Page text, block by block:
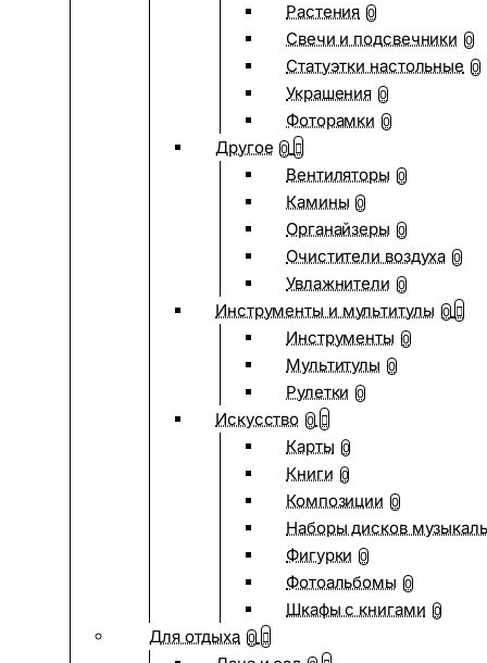
Растения 0
Свечи и подсвечники 0
Статуэтки настольные 0
Украшения 0
Фоторамки 0
Другое 0
Вентиляторы 0
Камины 0
Органайзеры 0
Очистители воздуха 0
Увлажнители 0
Инструменты и мультитулы 0
Инструменты 0
Мультитулы 0
Рулетки 0
Искусство 0
Карты 0
Книги 0
Композиции 0
Наборы дисков
Фигурки 0
Фотоальбомы 0
Шкафы с книгами 0
Для отдыха 0